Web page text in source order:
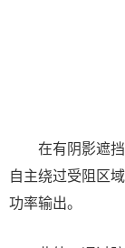
在有阴影遮
自主绕过受阻区
功率输出。